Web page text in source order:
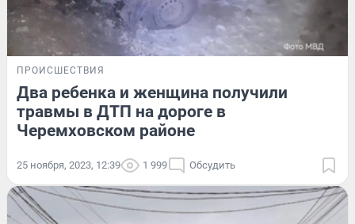
ПРОИСШЕСТВИЯ
Два ребенка и женщина получили
травмы в ДТП на дороге в
Черемховском районе
25 ноября, 2023, 12:39 1 999 Обсудить